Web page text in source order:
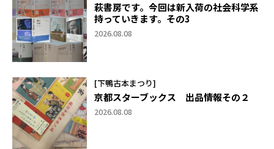
萩書房です。今回は新入荷の社会科学系
持っていきます。その3
2026.08.08
[下鴨古本まつり]
京都スターブックス 出品情報その２
2026.08.08